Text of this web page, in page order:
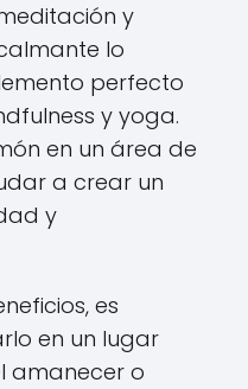
y
lo
perfecto
y yoga.
en un área de
a crear un
y
es
en un lugar
amanecer o